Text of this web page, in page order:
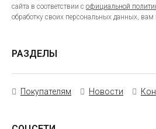
сайта в соответствии с официальной
обработку своих персональных данных, вам
РАЗДЕЛЫ
Покупателям Новости